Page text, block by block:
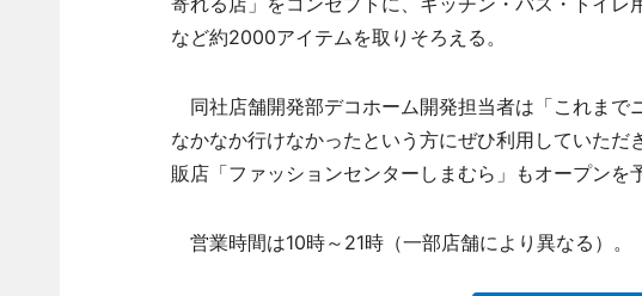
など約2000アイテムを取りそろえる。
同社店舗開発部デコホーム開発担当者は「これまで
なかなか行けなかったという方にぜひ利用していた
販店「ファッションセンターしまむら」もオープンを
営業時間は10時～21時（一部店舗により異なる）。